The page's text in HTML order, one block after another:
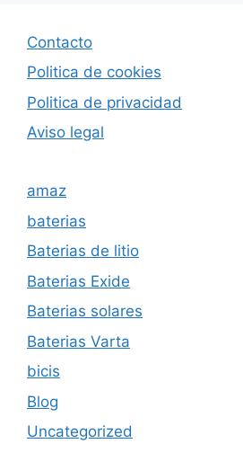
Contacto
Politica de cookies
Politica de privacidad
Aviso legal
amaz
baterias
Baterias de litio
Baterias Exide
Baterias solares
Baterias Varta
bicis
Blog
Uncategorized